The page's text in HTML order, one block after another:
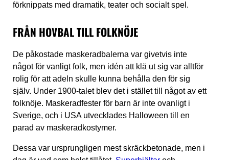
förknippats med dramatik, teater och socialt spel.
FRÅN HOVBAL TILL FOLKNÖJE
De påkostade maskeradbalerna var givetvis inte
något för vanligt folk, men idén att klä ut sig var alltför
rolig för att adeln skulle kunna behålla den för sig
själv. Under 1900-talet blev det i stället till något av ett
folknöje. Maskeradfester för barn är inte ovanligt i
Sverige, och i USA utvecklades Halloween till en
parad av maskeradkostymer.
Dessa var ursprungligen mest skräckbetonade, men i